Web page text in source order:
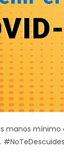
manos